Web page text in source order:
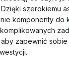
szerokiemu
komponenty do
aby zapewnić